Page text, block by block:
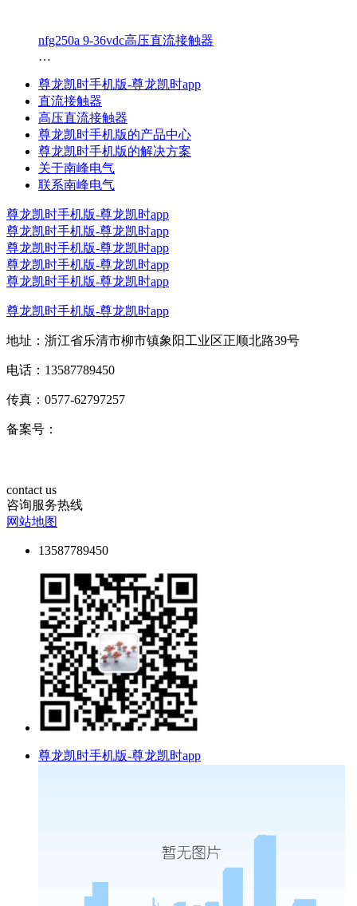
nfg250a 9-36vdc高压直流接触器
…
尊龙凯时手机版-尊龙凯时app
直流接触器
高压直流接触器
尊龙凯时手机版的产品中心
尊龙凯时手机版的解决方案
关于南峰电气
联系南峰电气
尊龙凯时手机版-尊龙凯时app
尊龙凯时手机版-尊龙凯时app
尊龙凯时手机版-尊龙凯时app
尊龙凯时手机版-尊龙凯时app
尊龙凯时手机版-尊龙凯时app
尊龙凯时手机版-尊龙凯时app
地址：浙江省乐清市柳市镇象阳工业区正顺北路39号
电话：13587789450
传真：0577-62797257
备案号：
contact us
咨询服务热线
网站地图
13587789450
尊龙凯时手机版-尊龙凯时app